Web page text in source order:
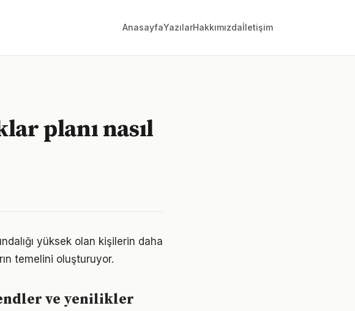
AnasayfaYazılarHakkımızdaİletişim
planı nasıl
yüksek olan kişilerin daha
temelini oluşturuyor.
ve yenilikler